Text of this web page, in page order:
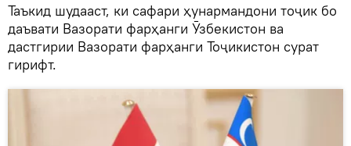
Таъкид шудааст, ки сафари ҳунармандони тоҷик бо
даъвати Вазорати фарҳанги Ӯзбекистон ва
дастгирии Вазорати фарҳанги Тоҷикистон сурат
гирифт.